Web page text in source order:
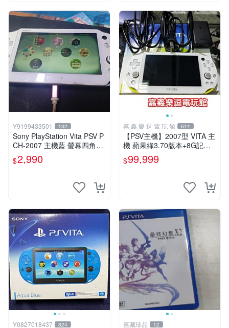
Y9199433501 132
Sony PlayStation Vita PSV P
CH-2007 主機藍 螢幕四角略
暗 可安裝遊戲 系統3.74書
$2,990
嘉 義 樂 逗 電 玩 館 614
【PSV主機】2007型 VITA 主
機 蘋果綠3.70版本+8G記憶
卡+螢幕保護貼【9成新】✪中
古二手✪嘉義樂逗電玩館
$99,999
Y0827018437 824 嘉藏珍品 12